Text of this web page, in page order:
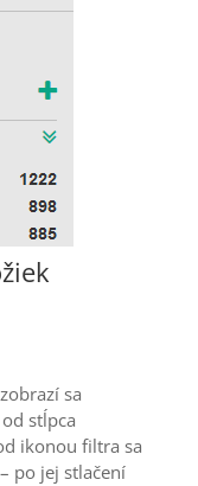
sa
stĺpca
ikonou filtra sa
po jej stlačení